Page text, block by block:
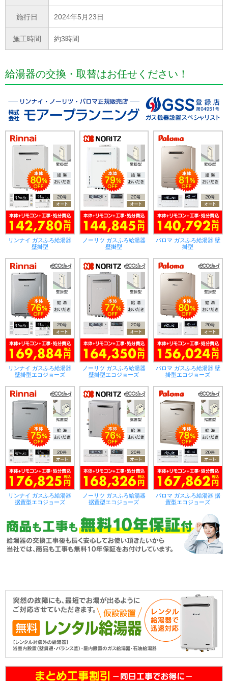
施行日 2024年5月23日
施工時間 約3時間
給湯器の交換・取替はお任せください！
リンナイ ガスふろ給湯器
壁掛型
ノーリツ ガスふろ給湯器
壁掛型
パロマ ガスふろ給湯器 壁
掛型
リンナイ ガスふろ給湯器
壁掛型エコジョーズ
ノーリツ ガスふろ給湯器
壁掛型エコジョーズ
パロマ ガスふろ給湯器 壁
掛型エコジョーズ
リンナイ ガスふろ給湯器
据置型エコジョーズ
ノーリツ ガスふろ給湯器
据置型エコジョーズ
パロマ ガスふろ給湯器 据
置型エコジョーズ